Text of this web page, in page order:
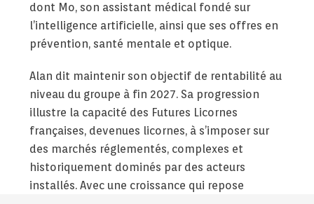
dont Mo, son assistant médical fondé sur
l’intelligence artificielle, ainsi que ses offres en
prévention, santé mentale et optique.
Alan dit maintenir son objectif de rentabilité au
niveau du groupe à fin 2027. Sa progression
illustre la capacité des Futures Licornes
françaises, devenues licornes, à s’imposer sur
des marchés réglementés, complexes et
historiquement dominés par des acteurs
installés. Avec une croissance qui repose